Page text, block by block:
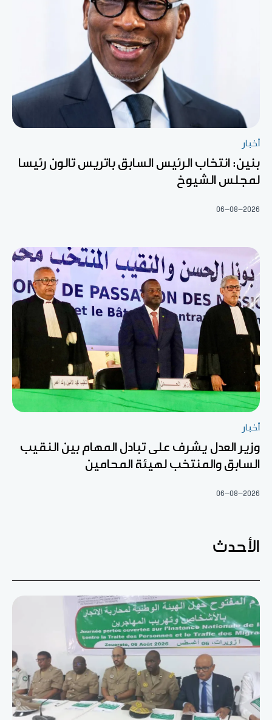
أخبار
بنين: انتخاب الرئيس السابق باتريس تالون رئيسا
لمجلس الشيوخ
06-08-2026
أخبار
وزير العدل يشرف على تبادل المهام بين النقيب
السابق والمنتخب لهيئة المحامين
06-08-2026
الأحدث